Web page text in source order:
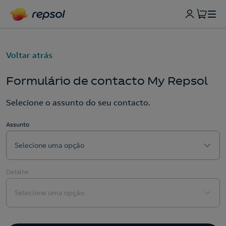
Voltar atrás
Formulário de contacto My Repsol
Selecione o assunto do seu contacto.
Assunto
Selecione uma opção
Detalhe
Selecione uma opção